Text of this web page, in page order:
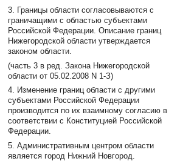
3. Границы области согласовываются с
граничащими с областью субъектами
Российской Федерации. Описание границ
Нижегородской области утверждается
законом области.
(часть 3 в ред. Закона Нижегородской
области от 05.02.2008 N 1-З)
4. Изменение границ области с другими
субъектами Российской Федерации
производится по их взаимному согласию в
соответствии с Конституцией Российской
Федерации.
5. Административным центром области
является город Нижний Новгород.